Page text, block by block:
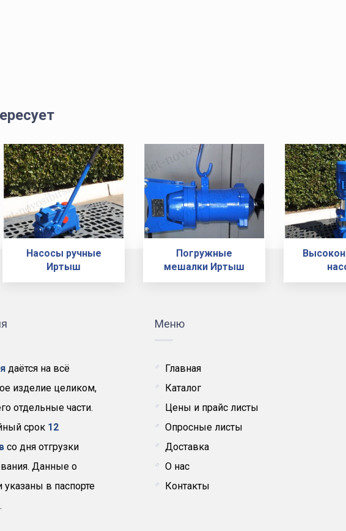
Насосы ручные
Иртыш
Погружные
мешалки Иртыш
даётся на всё
изделие целиком,
отдельные части.
срок 12
со дня отгрузки
Данные о
указаны в паспорте
Меню
Главная
Каталог
Цены и прайс листы
Опросные листы
Доставка
О нас
Контакты